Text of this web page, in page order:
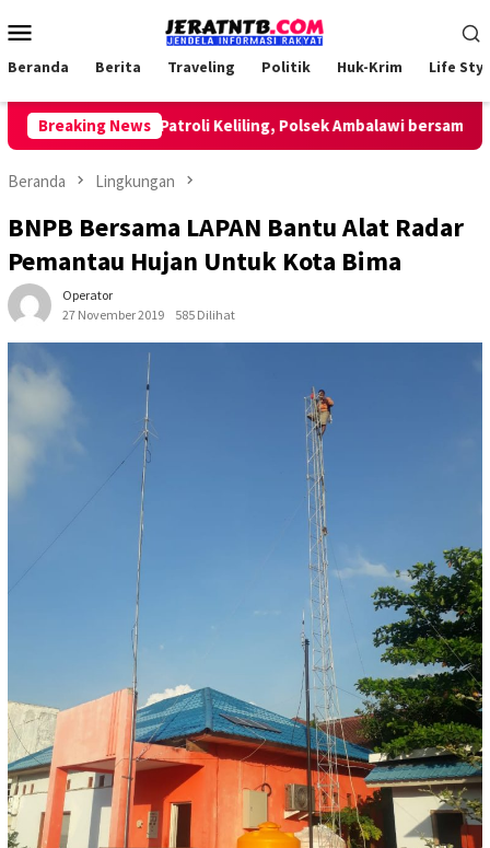
ke
Mobile
Beranda Berita Traveling Politik Huk-Krim Life
Breaking News
Lakukan Patroli Keliling, Polsek Ambalawi bersama TNI
Beranda Lingkungan
BNPB Bersama LAPAN Bantu Alat Radar
Pemantau Hujan Untuk Kota Bima
Operator
27 November 2019
585 Dilihat